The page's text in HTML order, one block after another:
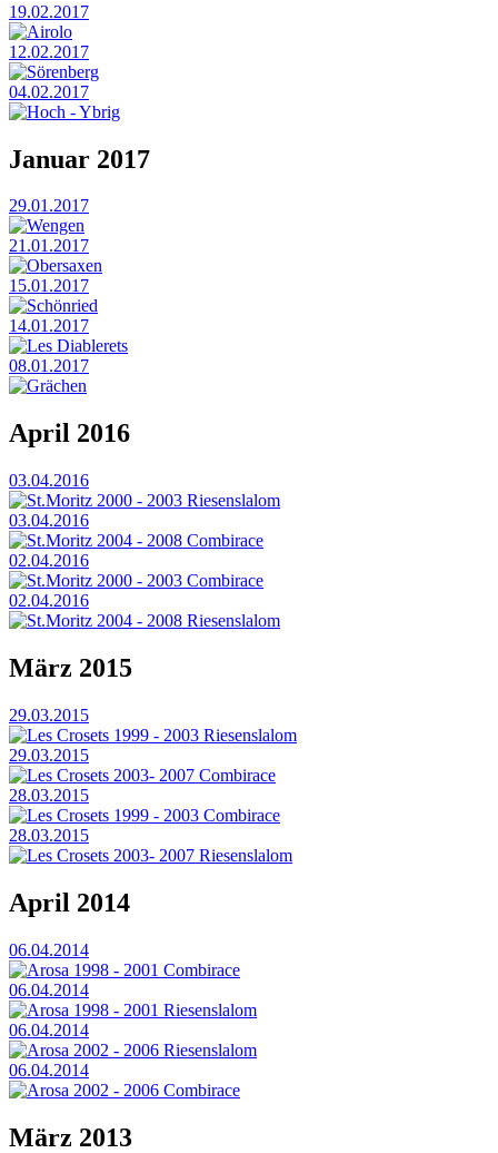
19.02.2017
Airolo
12.02.2017
Sörenberg
04.02.2017
Hoch - Ybrig
Januar 2017
29.01.2017
Wengen
21.01.2017
Obersaxen
15.01.2017
Schönried
14.01.2017
Les Diablerets
08.01.2017
Grächen
April 2016
03.04.2016
St.Moritz 2000 - 2003 Riesenslalom
03.04.2016
St.Moritz 2004 - 2008 Combirace
02.04.2016
St.Moritz 2000 - 2003 Combirace
02.04.2016
St.Moritz 2004 - 2008 Riesenslalom
März 2015
29.03.2015
Les Crosets 1999 - 2003 Riesenslalom
29.03.2015
Les Crosets 2003- 2007 Combirace
28.03.2015
Les Crosets 1999 - 2003 Combirace
28.03.2015
Les Crosets 2003- 2007 Riesenslalom
April 2014
06.04.2014
Arosa 1998 - 2001 Combirace
06.04.2014
Arosa 1998 - 2001 Riesenslalom
06.04.2014
Arosa 2002 - 2006 Riesenslalom
06.04.2014
Arosa 2002 - 2006 Combirace
März 2013